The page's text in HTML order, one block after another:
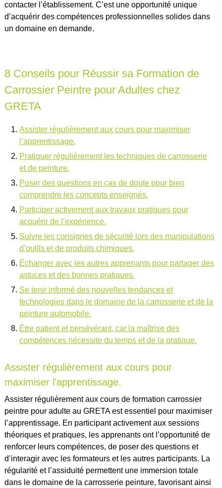
contacter l’établissement. C’est une opportunité unique
d’acquérir des compétences professionnelles solides dans
un domaine en demande.
8 Conseils pour Réussir sa Formation de
Carrossier Peintre pour Adultes chez
GRETA
Assister régulièrement aux cours pour maximiser
l’apprentissage.
Pratiquer régulièrement les techniques de carrosserie
et de peinture.
Poser des questions en cas de doute pour bien
comprendre les concepts enseignés.
Participer activement aux travaux pratiques pour
acquérir de l’expérience.
Suivre les consignes de sécurité lors des manipulations
d’outils et de produits chimiques.
Échanger avec les autres apprenants pour partager des
astuces et des bonnes pratiques.
Se tenir informé des nouvelles tendances et
technologies dans le domaine de la carrosserie et de la
peinture automobile.
Être patient et persévérant, car la maîtrise des
compétences nécessite du temps et de la pratique.
Assister régulièrement aux cours pour
maximiser l’apprentissage.
Assister régulièrement aux cours de formation carrossier
peintre pour adulte au GRETA est essentiel pour maximiser
l’apprentissage. En participant activement aux sessions
théoriques et pratiques, les apprenants ont l’opportunité de
renforcer leurs compétences, de poser des questions et
d’interagir avec les formateurs et les autres participants. La
régularité et l’assiduité permettent une immersion totale
dans le domaine de la carrosserie peinture, favorisant ainsi